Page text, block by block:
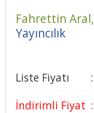
Fahrettin Aral,
Yayıncılık
Liste Fiyatı :
İndirimli Fiyat :